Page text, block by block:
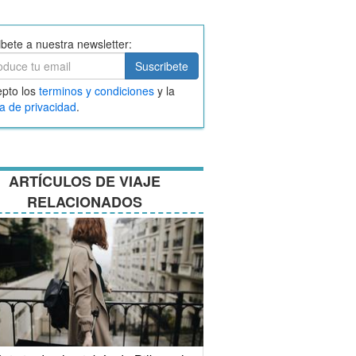
a nuestra newsletter:
Suscribete
los terminos y condiciones y la
de privacidad.
ARTÍCULOS DE VIAJE
RELACIONADOS